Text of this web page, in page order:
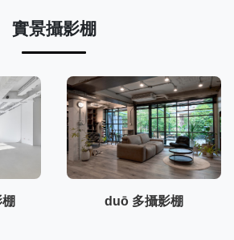
實景攝影棚
duō 多攝影棚